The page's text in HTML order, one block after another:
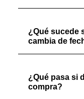
¿Qué sucede
cambia de
¿Qué pasa si
compra?